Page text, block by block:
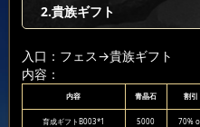
2.貴族ギフト
入口：フェス→貴族ギフト
内容：
内容 青晶石 割引
育成ギフトB003*1 5000 70%